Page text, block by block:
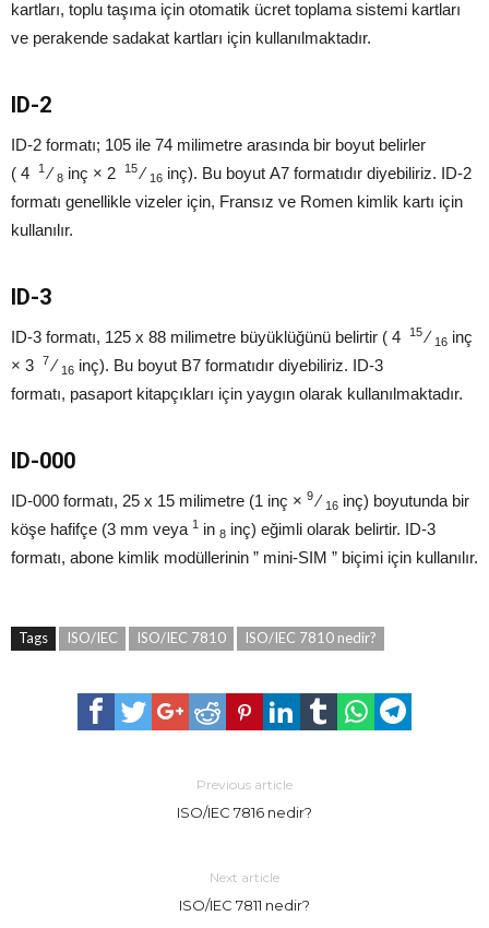
kartları, toplu taşıma için otomatik ücret toplama sistemi kartları
ve perakende sadakat kartları için kullanılmaktadır.
ID-2
ID-2 formatı; 105 ile 74 milimetre arasında bir boyut belirler
( 4
1 ⁄8 inç × 2 15⁄ 16 inç). Bu boyut A7 formatıdır diyebiliriz. ID-2
formatı genellikle vizeler için, Fransız ve Romen kimlik kartı için
kullanılır.
ID-3
ID-3 formatı, 125 x 88 milimetre büyüklüğünü belirtir ( 4 15⁄ 16 inç
× 3
7⁄ 16 inç). Bu boyut B7 formatıdır diyebiliriz. ID-3
formatı, pasaport kitapçıkları için yaygın olarak kullanılmaktadır.
ID-000
ID-000 formatı, 25 x 15 milimetre (1 inç × 9⁄ 16 inç) boyutunda bir
köşe hafifçe (3 mm veya 1 in 8 inç) eğimli olarak belirtir. ID-3
formatı, abone kimlik modüllerinin ” mini-SIM ” biçimi için kullanılır.
Tags ISO/IEC ISO/IEC 7810 ISO/IEC 7810 nedir?
Previous article
ISO/IEC 7816 nedir?
Next article
ISO/IEC 7811 nedir?